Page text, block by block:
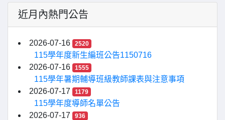
近月內熱門公告
2026-07-16 2520
115學年度新生編班公告1150716
2026-07-16
1555
115學年暑期輔導班級教師課表與注意事項
2026-07-17
1179
115學年度導師名單公告
2026-07-17
936